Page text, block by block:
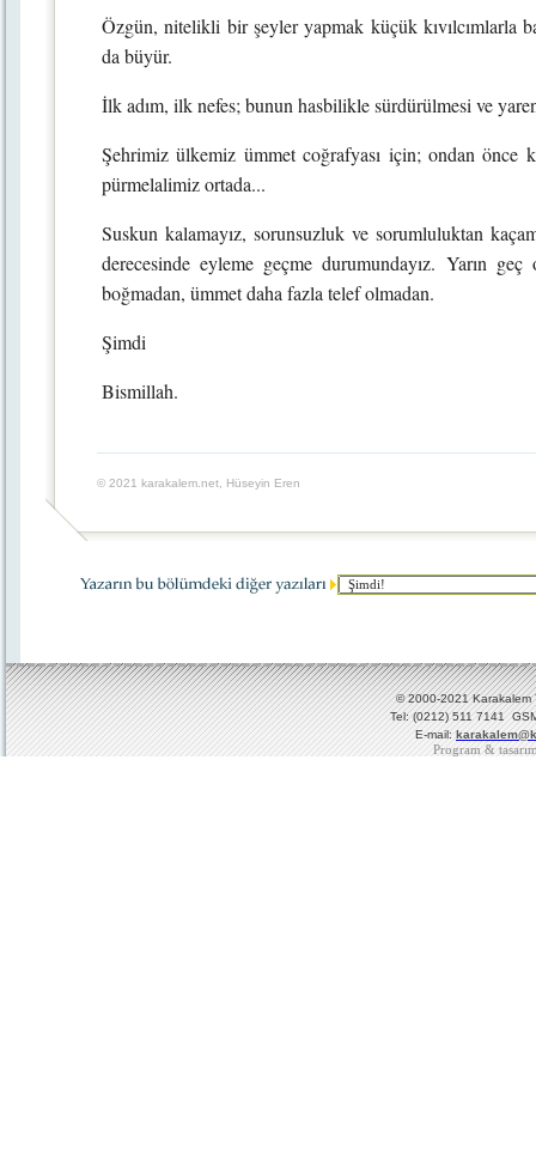
Özgün, nitelikli bir şeyler yapmak küçük kıvılcımlarla
da büyür.
İlk adım, ilk nefes; bunun hasbilikle sürdürülmesi ve
Şehrimiz ülkemiz ümmet coğrafyası için; ondan önce
pürmelalimiz ortada...
Suskun kalamayız, sorunsuzluk ve sorumluluktan
derecesinde eyleme geçme durumundayız. Yarın
boğmadan, ümmet daha fazla telef olmadan.
Şimdi
Bismillah.
© 2021 karakalem.net, Hüseyin Eren
© 2000-2021 Karakalem
Tel: (0212) 511 7141
E-mail:
Program &